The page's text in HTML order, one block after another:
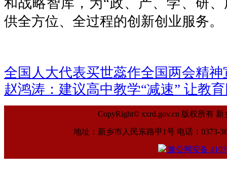
供全方位、全过程的创新创业服务。
全国人大代表买世蕊作全国两会精神
赵鸿涛：建议高中教学“减速” 让教
CopyRight© xxrd.gov.cn 版权所有
地址：新乡市人民东路甲1号 电话：0373-
豫公网安备